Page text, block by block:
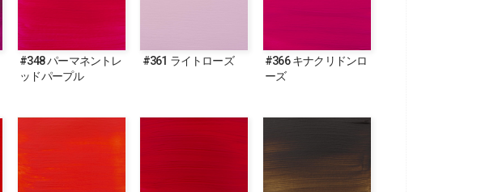
#348 パーマネントレ
ッドパープル
#361 ライトローズ
#366 キナクリドンロ
ーズ